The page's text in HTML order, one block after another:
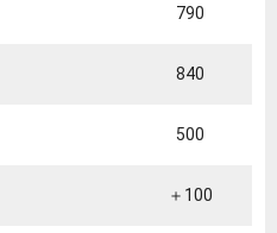
790
840
500
＋100